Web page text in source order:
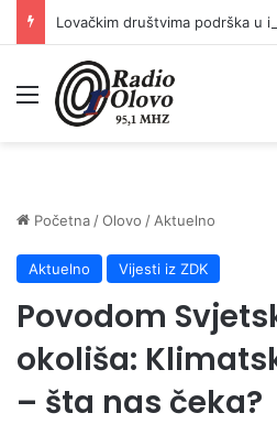
Lovačkim društvima podrška u
Meni
Početna /Olovo / Aktuelno
Aktuelno Vijesti iz ZDK
Povodom
okoliša:
– šta nas čeka?